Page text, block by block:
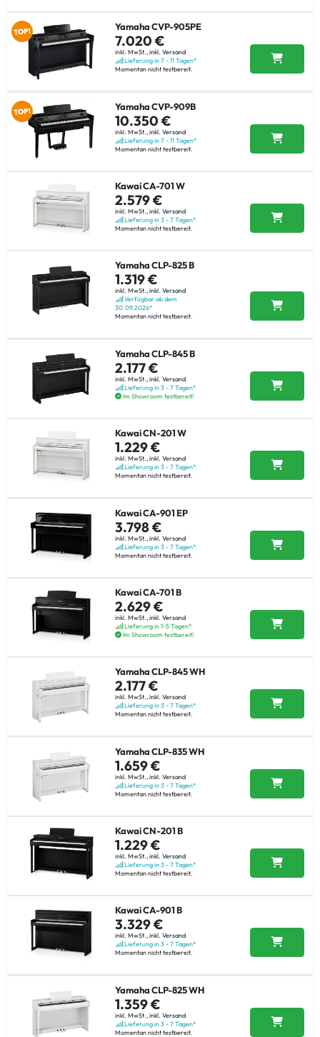
Yamaha CVP-905PE
7.020 €
inkl. MwSt., inkl. Versand
Lieferung in 7 - 11 Tagen*
Momentan nicht testbereit.
Yamaha CVP-909B
10.350 €
inkl. MwSt., inkl. Versand
Lieferung in 7 - 11 Tagen*
Momentan nicht testbereit.
Kawai CA-701 W
2.579 €
inkl. MwSt., inkl. Versand
Lieferung in 3 - 7 Tagen*
Momentan nicht testbereit.
Yamaha CLP-825 B
1.319 €
inkl. MwSt.,inkl. Versand
Verfügbar ab dem
30.09.2026*
Momentan nicht testbereit.
Yamaha CLP-845 B
2.177 €
inkl. MwSt., inkl. Versand
Lieferung in 3 - 7 Tagen*
Im Showroom testbereit!
Kawai CN-201 W
1.229 €
inkl. MwSt., inkl. Versand
Lieferung in 3 - 7 Tagen*
Momentan nicht testbereit.
Kawai CA-901 EP
3.798 €
inkl. MwSt., inkl. Versand
Lieferung in 3 - 7 Tagen*
Momentan nicht testbereit.
Kawai CA-701 B
2.629 €
inkl. MwSt., inkl. Versand
Lieferung in 1-5 Tagen*
Im Showroom testbereit!
Yamaha CLP-845 WH
2.177 €
inkl. MwSt.,inkl. Versand
Lieferung in 3 - 7 Tagen*
Momentan nicht testbereit.
Yamaha CLP-835 WH
1.659 €
inkl. MwSt., inkl. Versand
Lieferung in 3 - 7 Tagen*
Momentan nicht testbereit.
Kawai CN-201 B
1.229 €
inkl. MwSt., inkl. Versand
Lieferung in 3 - 7 Tagen*
Momentan nicht testbereit.
Kawai CA-901 B
3.329 €
inkl. MwSt.,inkl. Versand
Lieferung in 3 - 7 Tagen*
Momentan nicht testbereit.
Yamaha CLP-825 WH
1.359 €
inkl. MwSt., inkl. Versand
Lieferung in 3 - 7 Tagen*
Momentan nicht testbereit.